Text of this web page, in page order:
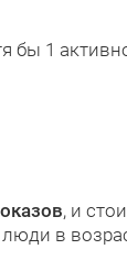
бы 1
, и
в